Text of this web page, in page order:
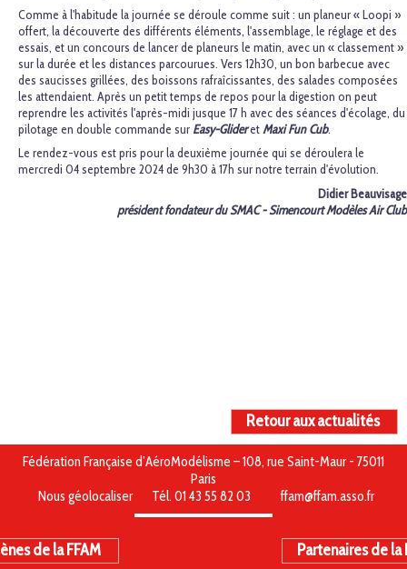
Comme à l'habitude la journée se déroule comme suit : un planeur « Loopi »
offert, la découverte des différents éléments, l'assemblage, le réglage et des
essais, et un concours de lancer de planeurs le matin, avec un « classement »
sur la durée et les distances parcourues. Vers 12h30, un bon barbecue avec
des saucisses grillées, des boissons rafraîcissantes, des salades composées
les attendaient. Après un petit temps de repos pour la digestion on peut
reprendre les activités l'après-midi jusque 17 h avec des séances d'écolage, du
pilotage en double commande sur Easy-Glideret Maxi Fun Cub.
Le rendez-vous est pris pour la deuxième journée qui se déroulera le
mercredi 04 septembre 2024 de 9h30 à 17h sur notre terrain d'évolution.
Didier Beauvisage
président fondateur du SMAC - Simencourt Modèles Air Club
Retour aux actualités
Fédération Française d’AéroModélisme – 108, rue Saint-Maur - 75011
Paris
Nous géolocaliser
Tél. 01 43 55 82 03 ffam@ffam.asso.fr
de la FFAM Partenaires de la